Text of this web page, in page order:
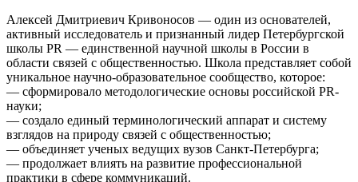
Алексей Дмитриевич Кривоносов — один из основателей,
активный исследователь и признанный лидер Петербургской
школы PR — единственной научной школы в России в
области связей с общественностью. Школа представляет собой
уникальное научно-образовательное сообщество, которое:
— сформировало методологические основы российской PR-
науки;
— создало единый терминологический аппарат и систему
взглядов на природу связей с общественностью;
— объединяет ученых ведущих вузов Санкт-Петербурга;
— продолжает влиять на развитие профессиональной
практики в сфере коммуникаций.